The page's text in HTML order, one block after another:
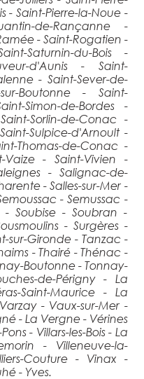
- Saint-Pierre-la-Noue -
de-Rançanne -
- Saint-Rogatien -
Saturnin-du-Bois -
d'Aunis - Saint-
- Saint-Sever-de-
Boutonne - Saint-
Simon-de-Bordes -
Sorlin-de-Conac -
Sulpice-d'Arnoult -
Thomas-de-Conac -
Vaize - Saint-Vivien -
- Salignac-de-
- Salles-sur-Mer -
- Semussac -
Soubise - Soubran -
- Surgères -
sur-Gironde - Tanzac -
- Thairé - Thénac -
Boutonne - Tonnay-
de-Périgny - La
Saint-Maurice - La
- Vaux-sur-Mer -
- La Vergne - Vérines
- Villars-les-Bois - La
- Villeneuve-la-
Couture - Vinax -
- Yves.